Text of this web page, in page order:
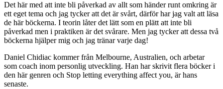
Det här med att inte bli påverkad av allt som händer runt omkring är
ett eget tema och jag tycker att det är svårt, därför har jag valt att läsa
de här böckerna. I teorin låter det lätt som en plätt att inte bli
påverkad men i praktiken är det svårare. Men jag tycker att dessa två
böckerna hjälper mig och jag tränar varje dag!
Daniel Chidiac kommer från Melbourne, Australien, och arbetar
som coach inom personlig utveckling. Han har skrivit flera böcker i
den här genren och Stop letting everything affect you, är hans
senaste.